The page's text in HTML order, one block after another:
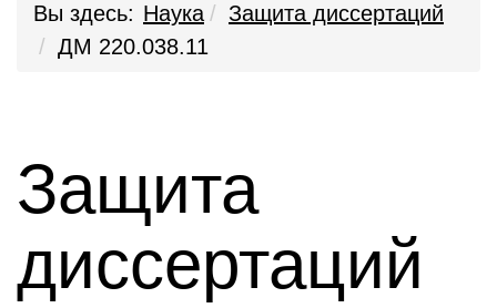
Вы здесь: Наука
Защита диссертаций
ДМ 220.038.11
Защита
диссертаций